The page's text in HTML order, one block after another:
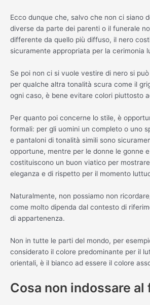
Ecco dunque che, salvo che non ci siano
diverse da parte dei parenti o il funerale
differente da quello più diffuso, il nero
sicuramente appropriata per la cerimonia
Se poi non ci si vuole vestire di nero si
per qualche altra tonalità scura come il
ogni caso, è bene evitare colori piuttosto
Per quanto poi concerne lo stile, è
formali: per gli uomini un completo o uno
e pantaloni di tonalità simili sono
opportune, mentre per le donne le gonne
costituiscono un buon viatico per
eleganza e di rispetto per il momento
Naturalmente, non possiamo non
come molto dipenda dal contesto di
di appartenenza.
Non in tutte le parti del mondo, per
considerato il colore predominante per il
orientali, è il bianco ad essere il colore
Cosa non indossare al